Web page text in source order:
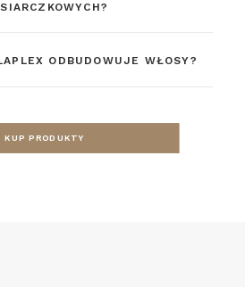
ODBUDOWUJE WŁOSY?
KUP PRODUKTY